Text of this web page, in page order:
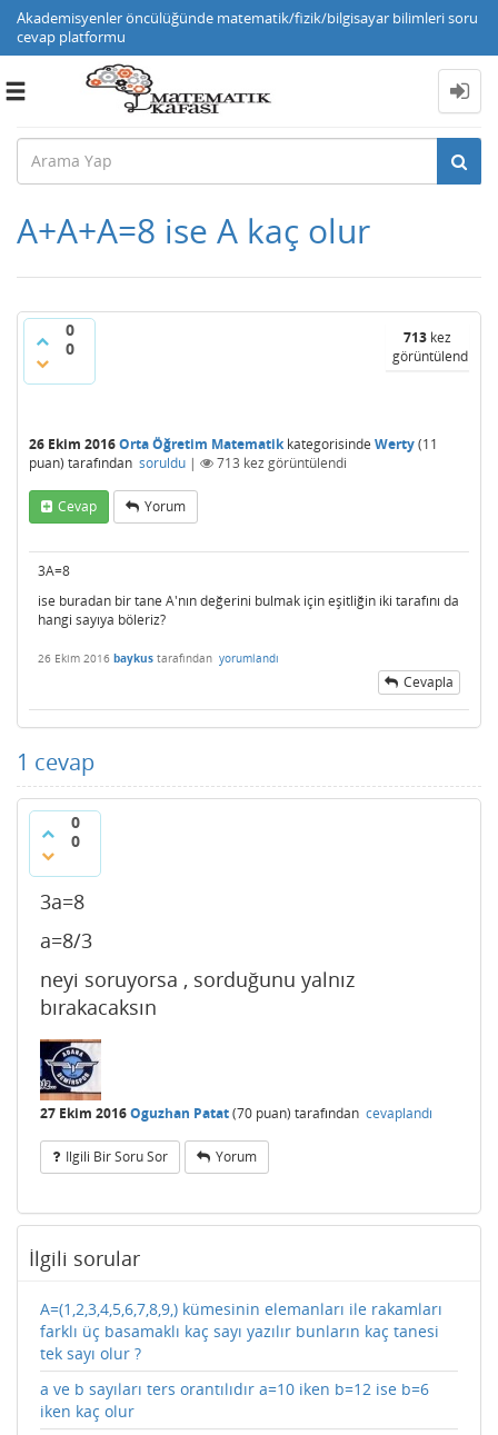
Akademisyenler öncülüğünde matematik/fizik/bilgisayar bilimleri soru
cevap platformu
Toggle
A+A+A=8 ise A kaç olur
0
0
713 kez
görüntülendi
26 Ekim 2016Orta Öğretim Matematikkategorisinde Werty(11
puan) tarafından soruldu | 713 kez görüntülendi
Cevap Yorum
3A=8
ise buradan bir tane A'nın değerini bulmak için eşitliğin iki tarafını da
hangi sayıya böleriz?
26 Ekim 2016 baykus tarafından yorumlandı
Cevapla
1 cevap
0
0
3a=8
a=8/3
neyi soruyorsa , sorduğunu yalnız
bırakacaksın
27 Ekim 2016Oguzhan Patat(70 puan) tarafından cevaplandı
Ilgili Bir Soru Sor Yorum
İlgili sorular
A=(1,2,3,4,5,6,7,8,9,) kümesinin elemanları ile rakamları
farklı üç basamaklı kaç sayı yazılır bunların kaç tanesi
tek sayı olur ?
a ve b sayıları ters orantılıdır a=10 iken b=12 ise b=6
iken kaç olur